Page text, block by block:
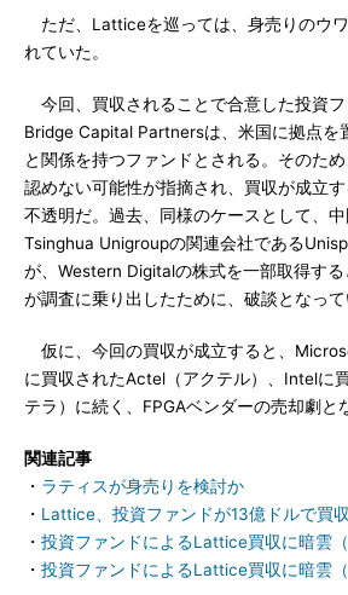
ただ、Latticeを巡っては、身売りのウ
れていた。
今回、買収されることで合意した投資
Bridge Capital Partnersは、米国に拠点を
と関係を持つファンドとされる。そのた
認めない可能性が指摘され、買収が成立
不透明だ。過去、同様のケースとして、
Tsinghua Unigroupの関連会社である
が、Western Digitalの株式を一部取得す
が調査に乗り出したために、破談となって
仮に、今回の買収が成立すると、
に買収されたActel（アクテル）、Intelに
テラ）に続く、FPGAベンダーの売却劇と
関連記事
・ ラティスが身売りを検討か
・ Lattice、投資ファンドが13億ドルで買
・ 投資ファンドによるLattice買収に暗雲（
・ 投資ファンドによるLattice買収に暗雲（